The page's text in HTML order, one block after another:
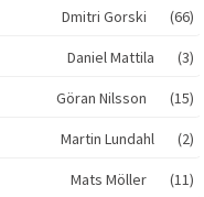
Dmitri Gorski (66)
Daniel Mattila (3)
Göran Nilsson (15)
Martin Lundahl (2)
Mats Möller (11)